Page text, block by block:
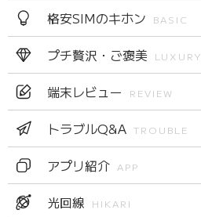
格安SIMのキホン BASIC
プチ贅沢・ご褒美 LUXURY
端末レビュー REVIEW
トラブルQ&A TROUBLE
アプリ紹介 APP
光回線 HIKARI